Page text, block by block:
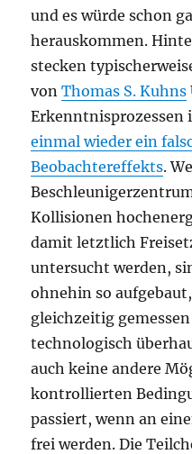
und es würde schon
herauskommen.
stecken
vonThomas S. Kuhns
Erkenntnisprozessen
einmal wieder ein
Beobachtereffekts.
Kollisionen
damit letztlich
untersucht werden,
ohnehin so
gleichzeitig
technologisch
auch keine andere
kontrollierten
passiert, wenn an
frei werden. Die